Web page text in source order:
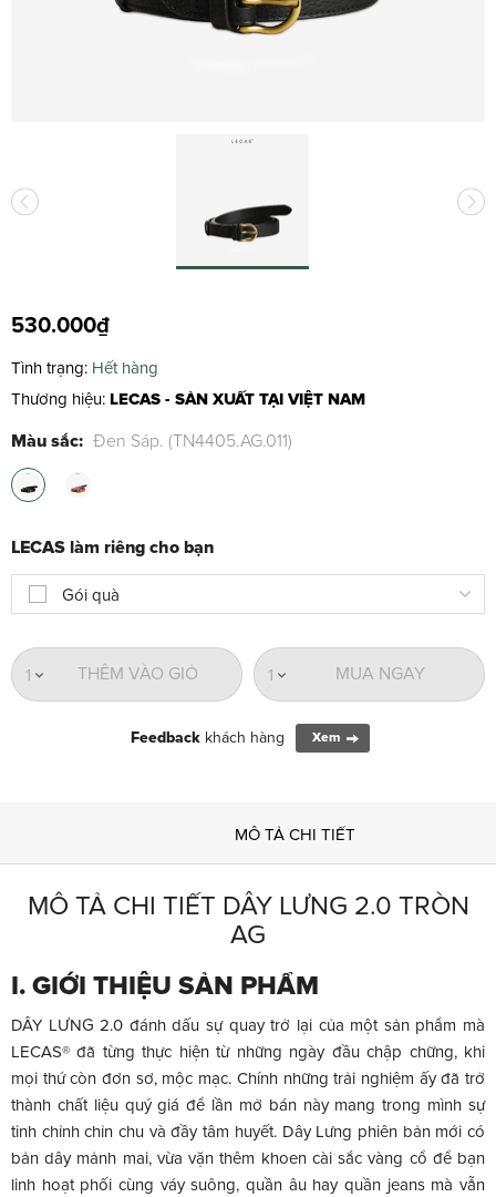
530.000₫
Tình trạng: Hết hàng
Thương hiệu: LECAS - SẢN XUẤT TẠI VIỆT NAM
Màu sắc: Đen Sáp. (TN4405.AG.011)
LECAS làm riêng cho bạn
Gói quà
THÊM VÀO GIỎ
1 MUA NGAY
1
Feedback khách hàng Xem
MÔ TẢ CHI TIẾT
MÔ TẢ CHI TIẾT DÂY LƯNG 2.0 TRÒN
AG
I. GIỚI THIỆU SẢN PHẨM
DÂY LƯNG 2.0 đánh dấu sự quay trở lại của một sản phẩm mà
LECAS® đã từng thực hiện từ những ngày đầu chập chững, khi
mọi thứ còn đơn sơ, mộc mạc. Chính những trải nghiệm ấy đã trở
thành chất liệu quý giá để lần mở bán này mang trong mình sự
tinh chỉnh chỉn chu và đầy tâm huyết. Dây Lưng phiên bản mới có
bản dây mảnh mai, vừa vặn thêm khoen cài sắc vàng cổ để bạn
linh hoạt phối cùng váy suông, quần âu hay quần jeans mà vẫn